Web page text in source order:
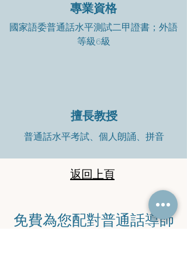
專業資格
國家語委普通話水平測試二甲證書；外語
等級6級
擅長教授
普通話水平考試、個人朗誦、拼音
返回上頁
​免費為您配對普通話導師